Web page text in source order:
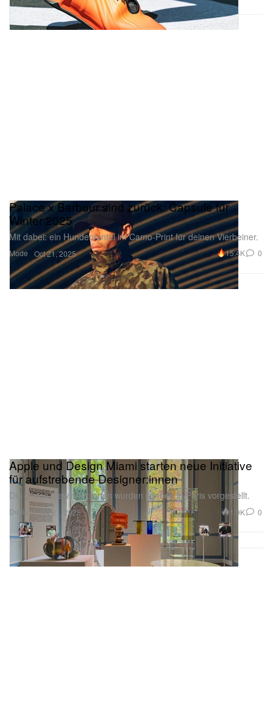
Mode
Palace x Barbour sind zurück: Capsule für
Winter 2025
Mit dabei: ein Hundemantel im Camo-Print für deinen Vierbeiner.
Oct 21, 2025 15.4K 0
Design
Apple und Design Miami starten neue Initiative
für aufstrebende Designer:innen
Die ersten Gewinner:innen wurden soeben in Paris vorgestellt.
Oct 21, 2025 1.9K 0